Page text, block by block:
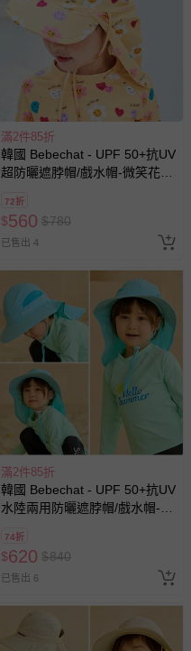
滿2件85折
韓國 Bebechat - UPF 50+抗UV
超防曬遮脖帽/戲水帽-微笑花
72折
$560 $780
已售出 4
滿2件85折
韓國 Bebechat - UPF 50+抗UV
水陸兩用防曬遮脖帽/戲水帽-水
74折
$620 $840
已售出 6